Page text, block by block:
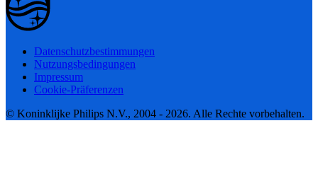
Datenschutzbestimmungen
Nutzungsbedingungen
Impressum
Cookie-Präferenzen
© Koninklijke Philips N.V., 2004 - 2026. Alle Rechte vorbehalten.